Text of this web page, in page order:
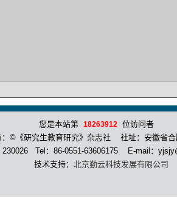
您是本站第 18263912位访问者
：©《研究生教育研究》杂志社 社址：安徽省合
230026 Tel：86-0551-63606175 E-mail：
技术支持： 北京勤云科技发展有限公司